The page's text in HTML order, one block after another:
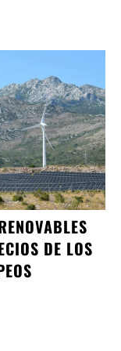
DE LOS